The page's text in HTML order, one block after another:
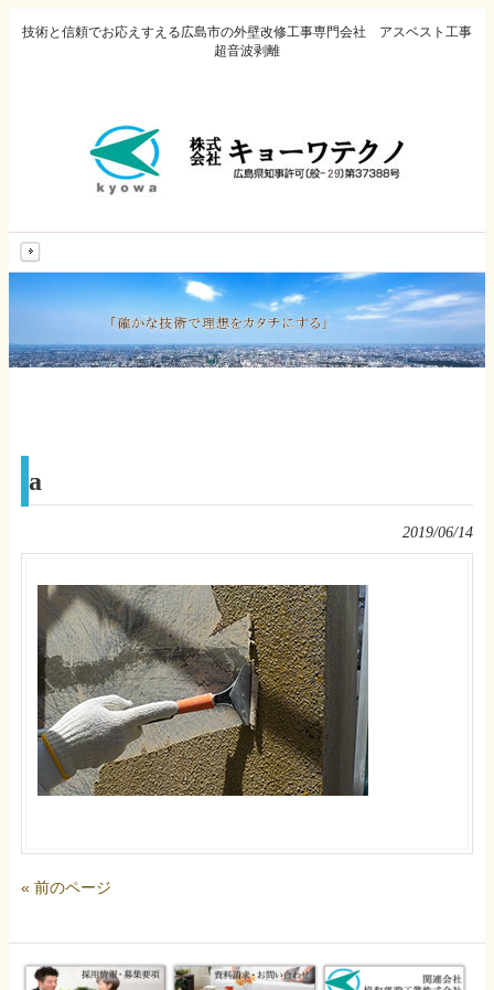
技術と信頼でお応えすえる広島市の外壁改修工事専門会社 アスベスト工事
超音波剥離
a
2019/06/14
« 前のページ